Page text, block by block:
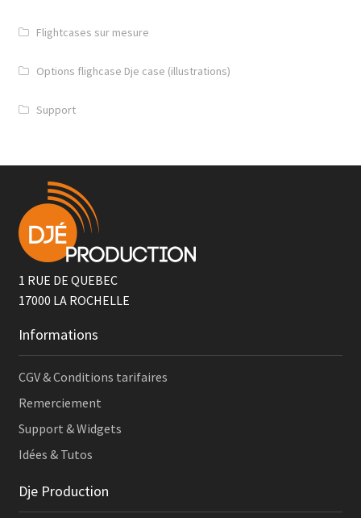
Flightcases sur mesure
Options flighcase Dje case (illustrations)
Support
1 RUE DE QUEBEC
17000 LA ROCHELLE
Informations
CGV & Conditions tarifaires
Remerciement
Support & Widgets
Idées & Tutos
Dje Production